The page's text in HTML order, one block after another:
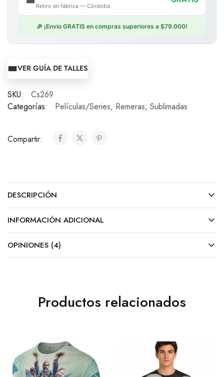
Retiro en fábrica — Córdoba
🎉 ¡Envío GRATIS en compras superiores a $79.000!
VER GUÍA DE TALLES
SKU:
Cs269
Categorías:
Películas/Series, Remeras, Sublimadas
Compartir:
DESCRIPCIÓN
INFORMACIÓN ADICIONAL
OPINIONES (4)
Productos relacionados